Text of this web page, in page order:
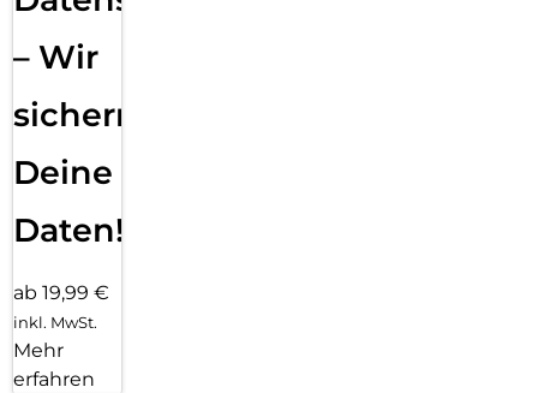
– Wir
sichern
Deine
Daten!
ab 19,99 €
inkl. MwSt.
Mehr
erfahren